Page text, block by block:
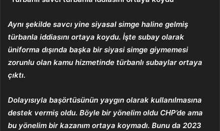
Aynı şekilde savcı yine siyasal simge haline gelmiş
türbanla iddiasını ortaya koydu. İşte subay olarak
üniforma dışında başka bir siyasi simge giymemesi
zorunlu olan kamu hizmetinde türbanlı subaylar ortaya
çıktı.
Dolayısıyla başörtüsünün yaygın olarak kullanılmasına
destek vermiş oldu. Böyle bir yönelim oldu CHP’de ama
bu yönelim bir kazanım ortaya koymadı. Bunu da 2023